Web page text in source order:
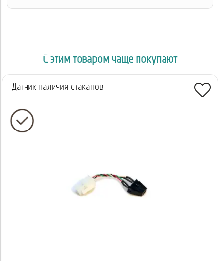
С этим товаром чаще покупают
Датчик наличия стаканов